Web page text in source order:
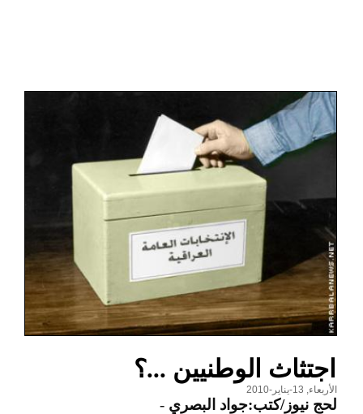
اجتثاث الوطنيين ...؟
الأربعاء, 13-يناير-2010
لحج نيوز/كتب:جواد البصري -